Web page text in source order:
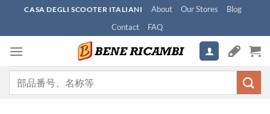
content
CASA DEGLI SCOOTER ITALIANI About Our Stores
Blog
Contact
FAQ